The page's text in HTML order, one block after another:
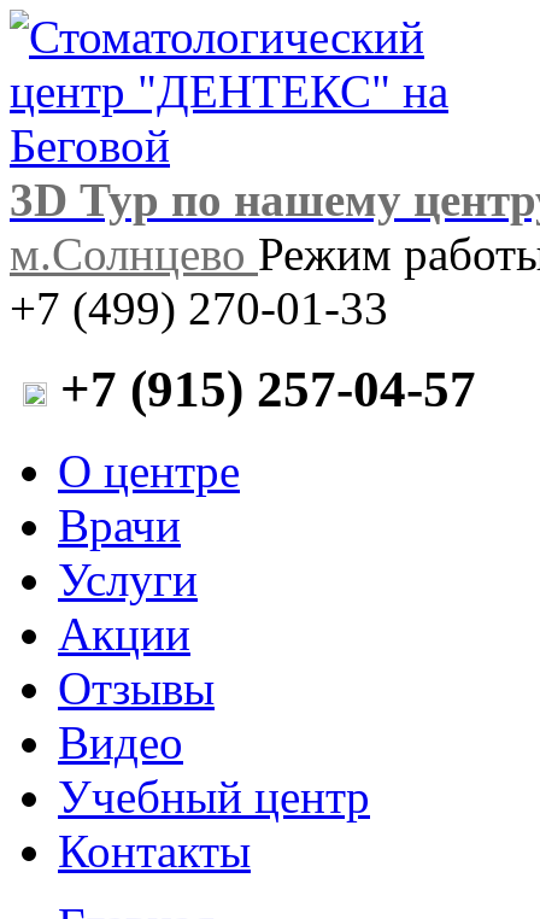
3D Тур по нашему
м.Солнцево Режим
+7 (499) 270-01-33
+7 (915) 257-04-57
О центре
Врачи
Услуги
Акции
Отзывы
Видео
Учебный центр
Контакты